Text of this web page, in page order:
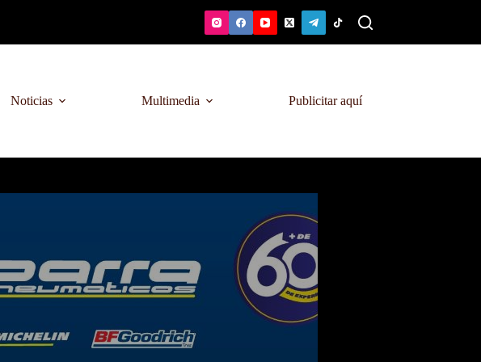
Noticias Multimedia Publicitar aquí